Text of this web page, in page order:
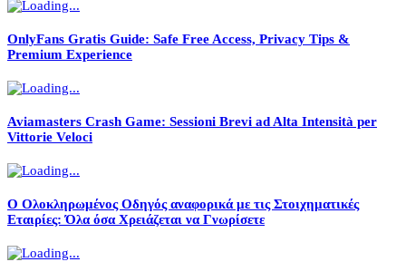
OnlyFans Gratis Guide: Safe Free Access, Privacy Tips &
Premium Experience
Aviamasters Crash Game: Sessioni Brevi ad Alta Intensità per
Vittorie Veloci
Ο Ολοκληρωμένος Οδηγός αναφορικά με τις Στοιχηματικές
Εταιρίες: Όλα όσα Χρειάζεται να Γνωρίσετε